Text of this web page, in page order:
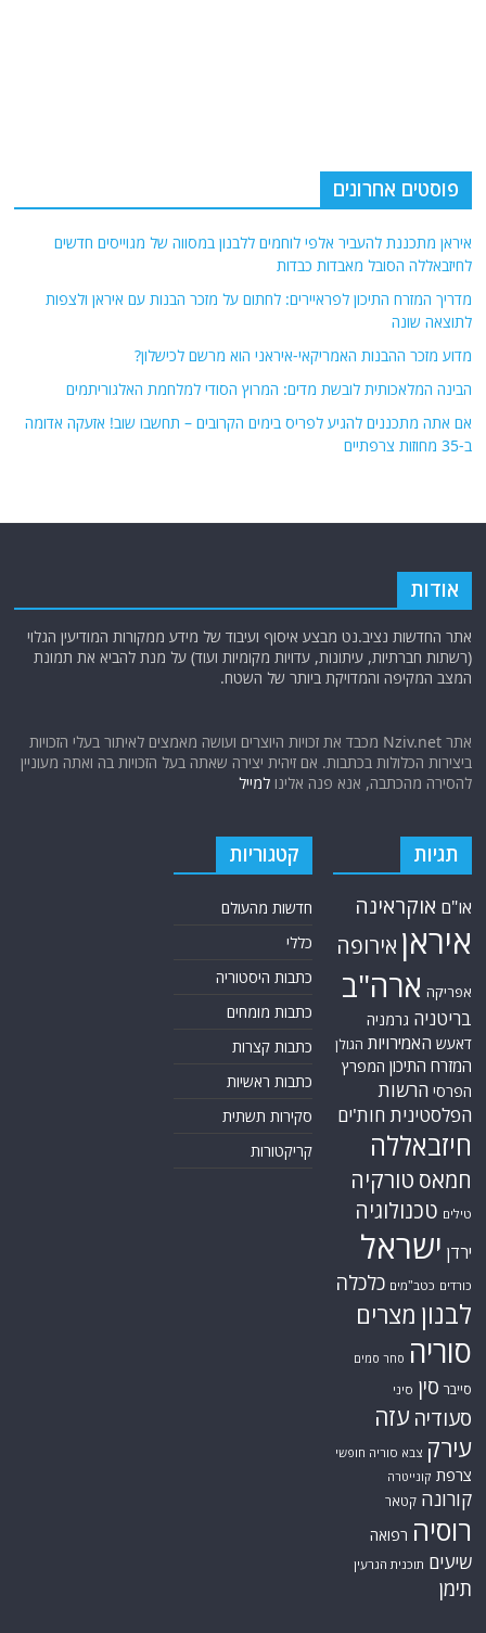
פוסטים אחרונים
איראן מתכננת להעביר אלפי לוחמים ללבנון במסווה של מגוייסים חדשים
לחיזבאללה הסובל מאבדות כבדות
מדריך המזרח התיכון לפראיירים: לחתום על מזכר הבנות עם איראן ולצפות
לתוצאה שונה
מדוע מזכר ההבנות האמריקאי-איראני הוא מרשם לכישלון?
הבינה המלאכותית לובשת מדים: המרוץ הסודי למלחמת האלגוריתמים
אם אתה מתכננים להגיע לפריס בימים הקרובים – תחשבו שוב! אזעקה אדומה
ב-35 מחוזות צרפתיים
אודות
אתר החדשות נציב.נט מבצע איסוף ועיבוד של מידע ממקורות המודיעין הגלוי
(רשתות חברתיות, עיתונות, עדויות מקומיות ועוד) על מנת להביא את תמונת
המצב המקיפה והמדויקת ביותר של השטח.
אתר Nziv.net מכבד את זכויות היוצרים ועושה מאמצים לאיתור בעלי הזכויות
ביצירות הכלולות בכתבות. אם זיהית יצירה שאתה בעל הזכויות בה ואתה מעוניין
להסירה מהכתבה, אנא פנה אלינולמייל
תגיות
או"ם אוקראינה
איראן אירופה
אפריקה ארה"ב
בריטניה גרמניה
דאעש האמירויות הגולן
המזרח התיכון המפרץ
הפרסי הרשות
הפלסטינית חות'ים
חיזבאללה
חמאס טורקיה
טילים טכנולוגיה
ירדן ישראל
כורדים כטב"מים כלכלה
לבנון מצרים
סוריה סחר סמים
סייבר סין סיני
סעודיה עזה
עירק צבא סוריה חופשי
צרפת קונייטרה
קורונה קטאר
רוסיה רפואה
שיעים תוכנית הגרעין
תימן
קטגוריות
חדשות מהעולם
כללי
כתבות היסטוריה
כתבות מומחים
כתבות קצרות
כתבות ראשיות
סקירות תשתית
קריקטורות